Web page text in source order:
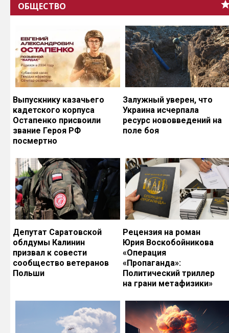
ОБЩЕСТВО
Выпускнику казачьего
кадетского корпуса
Остапенко присвоили
звание Героя РФ
посмертно
Залужный уверен, что
Украина исчерпала
ресурс нововведений на
поле боя
Депутат Саратовской
облдумы Калинин
призвал к совести
сообщество ветеранов
Польши
Рецензия на роман
Юрия Воскобойникова
«Операция
«Пропаганда»:
Политический триллер
на грани метафизики»